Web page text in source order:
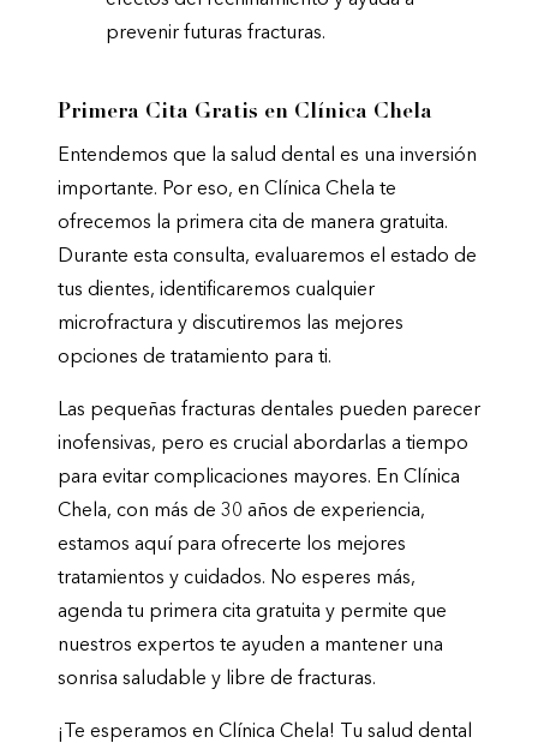
prevenir futuras fracturas.
Primera Cita Gratis en Clínica Chela
Entendemos que la salud dental es una inversión
importante. Por eso, en Clínica Chela te
ofrecemos la primera cita de manera gratuita.
Durante esta consulta, evaluaremos el estado de
tus dientes, identificaremos cualquier
microfractura y discutiremos las mejores
opciones de tratamiento para ti.
Las pequeñas fracturas dentales pueden parecer
inofensivas, pero es crucial abordarlas a tiempo
para evitar complicaciones mayores. En Clínica
Chela, con más de 30 años de experiencia,
estamos aquí para ofrecerte los mejores
tratamientos y cuidados. No esperes más,
agenda tu primera cita gratuita y permite que
nuestros expertos te ayuden a mantener una
sonrisa saludable y libre de fracturas.
¡Te esperamos en Clínica Chela! Tu salud dental